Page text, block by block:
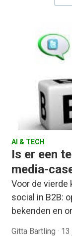
AI & TECH
Is er een
media-
Voor de vierde
social in B2B:
bekenden en
Gitta Bartling · 13